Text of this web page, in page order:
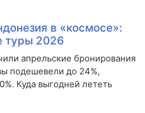
в «космосе»:
туры 2026
апрельские бронирования
подешевели до 24%,
Куда выгодней лететь